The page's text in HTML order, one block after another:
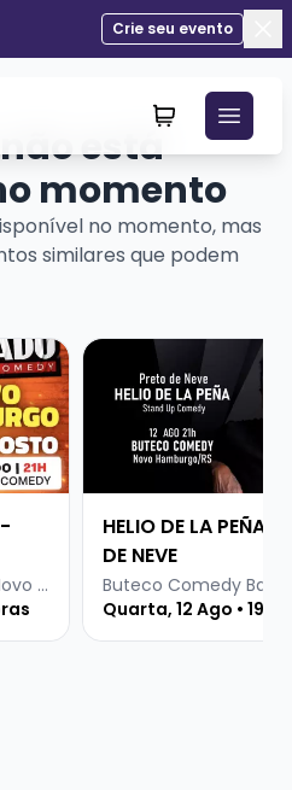
Crie seu evento
está
momento
no momento, mas
similares que podem
MORGADO - SHOW SOLO
Buteco Comedy Bar - Novo Hamburgo
Veja mais sobre HELIO
HELIO DE LA PEÑA -
DE NEVE
Quarta, 12 Ago • 19